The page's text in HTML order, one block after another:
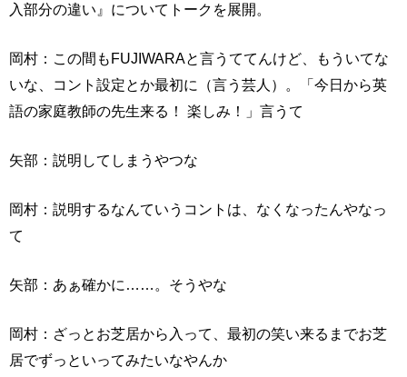
入部分の違い』についてトークを展開。
岡村：この間もFUJIWARAと言うててんけど、もういてな
いな、コント設定とか最初に（言う芸人）。「今日から英
語の家庭教師の先生来る！ 楽しみ！」言うて
矢部：説明してしまうやつな
岡村：説明するなんていうコントは、なくなったんやなっ
て
矢部：あぁ確かに……。そうやな
岡村：ざっとお芝居から入って、最初の笑い来るまでお芝
居でずっといってみたいなやんか